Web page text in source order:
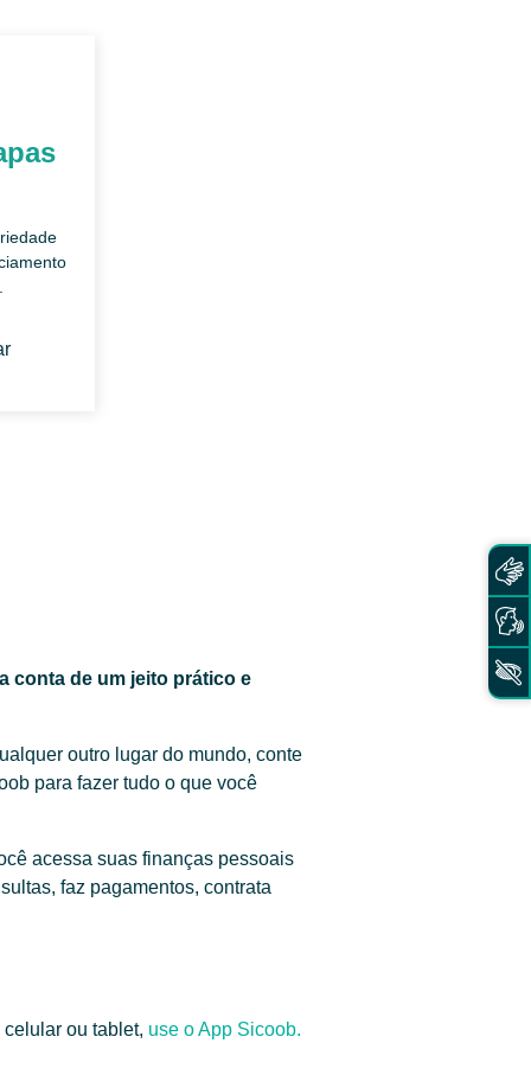
conta de um jeito prático e
outro lugar do mundo, conte
para fazer tudo o que você
acessa suas finanças pessoais
faz pagamentos, contrata
ou tablet, use o App Sicoob.